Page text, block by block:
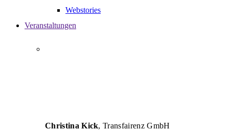
Webstories
Veranstaltungen
Christina Kick, Transfairenz GmbH